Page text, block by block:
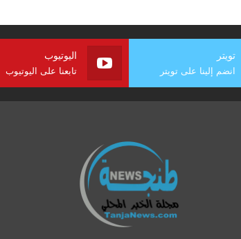
تويتر
انضم إلينا على تويتر
اليوتيوب
تابعنا على اليوتيوب